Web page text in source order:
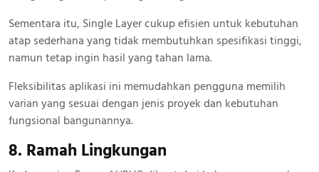
Sementara itu, Single Layer cukup efisien untuk kebutuhan
atap sederhana yang tidak membutuhkan spesifikasi tinggi,
namun tetap ingin hasil yang tahan lama.
Fleksibilitas aplikasi ini memudahkan pengguna memilih
varian yang sesuai dengan jenis proyek dan kebutuhan
fungsional bangunannya.
8. Ramah Lingkungan